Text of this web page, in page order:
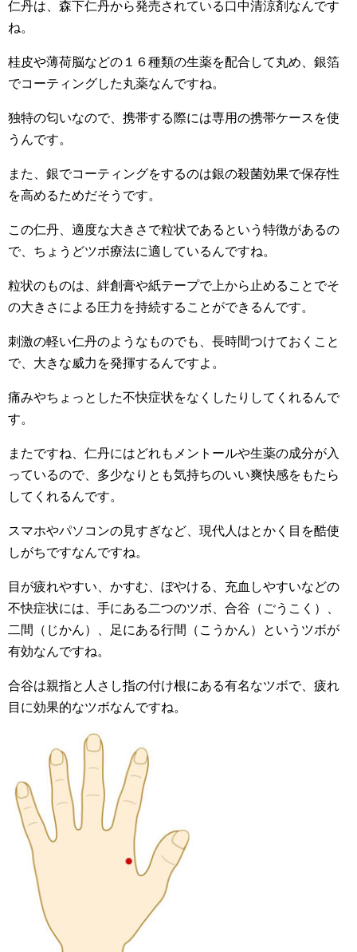
仁丹は、森下仁丹から発売されている口中清涼剤なんです
ね。
桂皮や薄荷脳などの１６種類の生薬を配合して丸め、銀箔
でコーティングした丸薬なんですね。
独特の匂いなので、携帯する際には専用の携帯ケースを使
うんです。
また、銀でコーティングをするのは銀の殺菌効果で保存性
を高めるためだそうです。
この仁丹、適度な大きさで粒状であるという特徴があるの
で、ちょうどツボ療法に適しているんですね。
粒状のものは、絆創膏や紙テープで上から止めることでそ
の大きさによる圧力を持続することができるんです。
刺激の軽い仁丹のようなものでも、長時間つけておくこと
で、大きな威力を発揮するんですよ。
痛みやちょっとした不快症状をなくしたりしてくれるんで
す。
またですね、仁丹にはどれもメントールや生薬の成分が入
っているので、多少なりとも気持ちのいい爽快感をもたら
してくれるんです。
スマホやパソコンの見すぎなど、現代人はとかく目を酷使
しがちですなんですね。
目が疲れやすい、かすむ、ぼやける、充血しやすいなどの
不快症状には、手にある二つのツボ、合谷（ごうこく）、
二間（じかん）、足にある行間（こうかん）というツボが
有効なんですね。
合谷は親指と人さし指の付け根にある有名なツボで、疲れ
目に効果的なツボなんですね。